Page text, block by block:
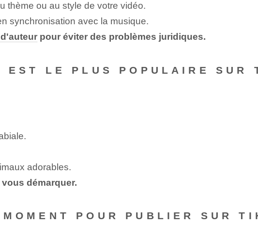
thème ou au style de votre vidéo.
synchronisation avec la musique.
pour éviter des problèmes juridiques.
EST LE PLUS POPULAIRE SUR
adorables.
démarquer.
POUR PUBLIER SUR